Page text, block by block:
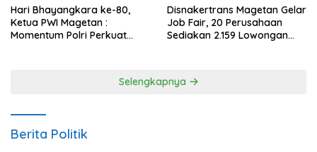
Hari Bhayangkara ke-80,
Ketua PWI Magetan :
Momentum Polri Perkuat
Disnakertrans Magetan Gelar
Job Fair, 20 Perusahaan
Sediakan 2.159 Lowongan
Selengkapnya
Berita Politik